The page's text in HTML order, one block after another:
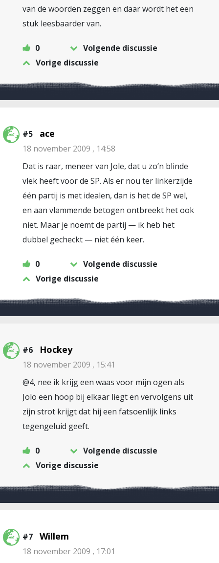
van de woorden zeggen en daar wordt het een
stuk leesbaarder van.
0
Volgende discussie
Vorige discussie
#5 ace
18 november 2009 , 14:58
Dat is raar, meneer van Jole, dat u zo’n blinde
vlek heeft voor de SP. Als er nou ter linkerzijde
één partij is met idealen, dan is het de SP wel,
en aan vlammende betogen ontbreekt het ook
niet. Maar je noemt de partij — ik heb het
dubbel gecheckt — niet één keer.
0
Volgende discussie
Vorige discussie
#6 Hockey
18 november 2009 , 15:41
@4, nee ik krijg een waas voor mijn ogen als
Jolo een hoop bij elkaar liegt en vervolgens uit
zijn strot krijgt dat hij een fatsoenlijk links
tegengeluid geeft.
0
Volgende discussie
Vorige discussie
#7 Willem
18 november 2009 , 17:01